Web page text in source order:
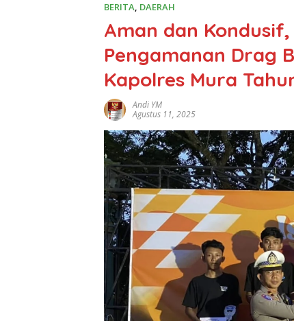
BERITA, DAERAH
Aman dan
Pengamanan Drag
Kapolres Mura
Andi YM
Agustus 11, 2025